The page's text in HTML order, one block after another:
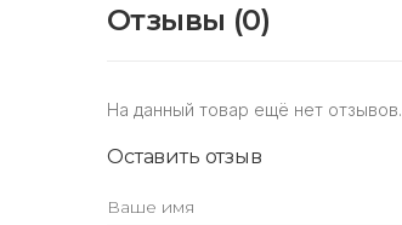
Отзывы (0)
На данный товар ещё нет отзывов.
Оставить отзыв
Ваше имя